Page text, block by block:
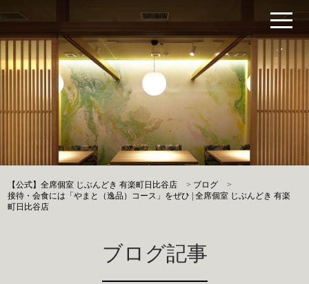
【公式】全席個室 じぶんどき 有楽町日比谷店 > ブログ
>
接待・会食には「やまと（逸品）コース」をぜひ | 全席個室 じぶんどき 有楽
町日比谷店
ブログ記事